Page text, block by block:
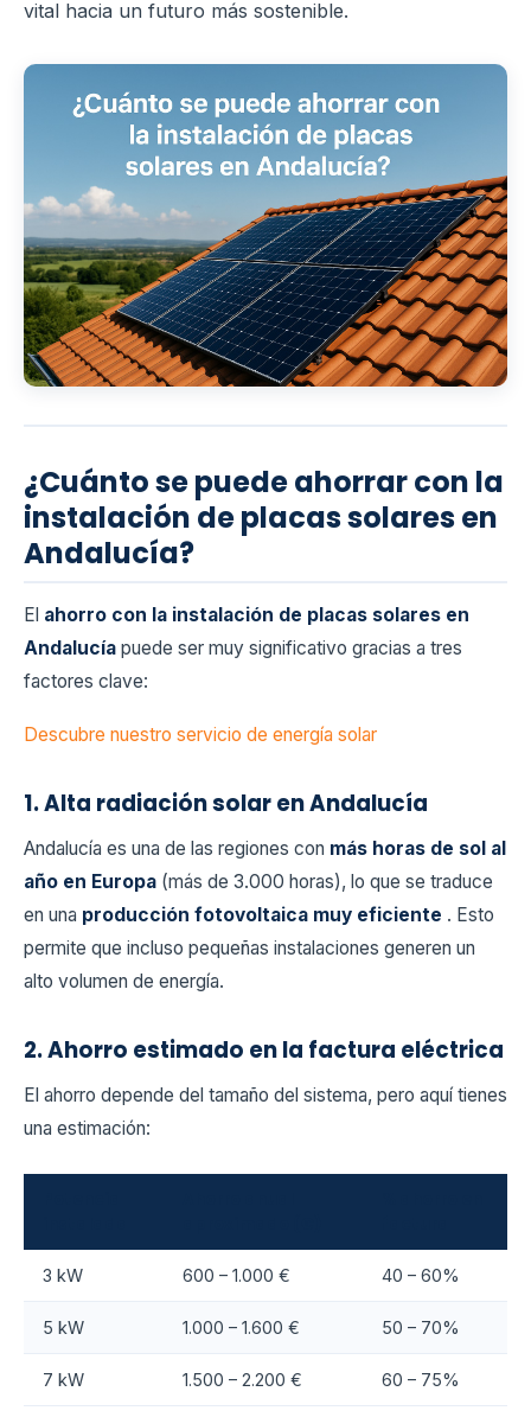
vital hacia un futuro más sostenible.
¿Cuánto se puede ahorrar con la
instalación de placas solares en
Andalucía?
El ahorro con la instalación de placas solares en
Andalucía puede ser muy significativo gracias a tres
factores clave:
Descubre nuestro servicio de energía solar
1. Alta radiación solar en Andalucía
Andalucía es una de las regiones con más horas de sol al
año en Europa (más de 3.000 horas), lo que se traduce
en una producción fotovoltaica muy eficiente . Esto
permite que incluso pequeñas instalaciones generen un
alto volumen de energía.
2. Ahorro estimado en la factura eléctrica
El ahorro depende del tamaño del sistema, pero aquí tienes
una estimación:
3 kW 600 – 1.000 € 40 – 60%
5 kW 1.000 – 1.600 € 50 – 70%
7 kW 1.500 – 2.200 € 60 – 75%